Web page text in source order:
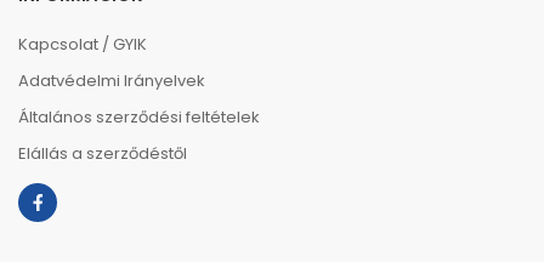
Kapcsolat / GYIK
Adatvédelmi Irányelvek
Általános szerződési feltételek
Elállás a szerződéstől